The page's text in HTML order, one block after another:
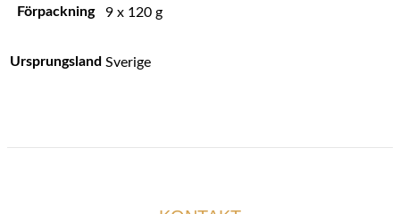
Förpackning 9 x 120 g
Ursprungsland Sverige